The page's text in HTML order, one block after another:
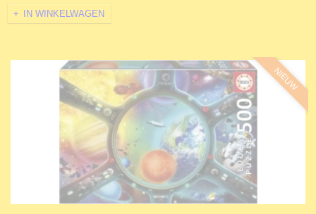
IN WINKELWAGEN
NIEUW